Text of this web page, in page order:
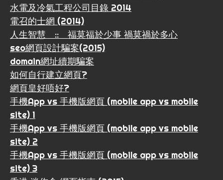
水電及冷氣工程公司目錄 2014
電召的士網 (2014)
人生智慧 :: 福莫福於少事 禍莫禍於多心
seo網頁設計騙案(2015)
domain網址續期騙案
如何自行建立網頁?
網頁皇好唔好?
手機App vs 手機版網頁 (mobile app vs mobile
site) 1
手機App vs 手機版網頁 (mobile app vs mobile
site) 2
手機App vs 手機版網頁 (mobile app vs mobile
site) 3